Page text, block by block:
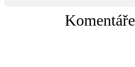
Komentáře